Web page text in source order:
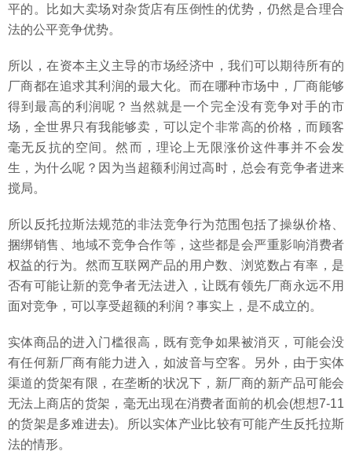
平的。比如大卖场对杂货店有压倒性的优势，仍然是合理合
法的公平竞争优势。
所以，在资本主义主导的市场经济中，我们可以期待所有的
厂商都在追求其利润的最大化。而在哪种市场中，厂商能够
得到最高的利润呢？当然就是一个完全没有竞争对手的市
场，全世界只有我能够卖，可以定个非常高的价格，而顾客
毫无反抗的空间。然而，理论上无限涨价这件事并不会发
生，为什么呢？因为当超额利润过高时，总会有竞争者进来
搅局。
所以反托拉斯法规范的非法竞争行为范围包括了操纵价格、
捆绑销售、地域不竞争合作等，这些都是会严重影响消费者
权益的行为。然而互联网产品的用户数、浏览数占有率，是
否有可能让新的竞争者无法进入，让既有领先厂商永远不用
面对竞争，可以享受超额的利润？事实上，是不成立的。
实体商品的进入门槛很高，既有竞争如果被消灭，可能会没
有任何新厂商有能力进入，如波音与空客。另外，由于实体
渠道的货架有限，在垄断的状况下，新厂商的新产品可能会
无法上商店的货架，毫无出现在消费者面前的机会(想想7-11
的货架是多难进去)。所以实体产业比较有可能产生反托拉斯
法的情形。